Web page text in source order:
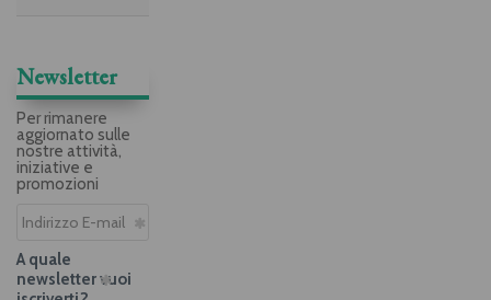
Corti
Newsletter
Per rimanere
aggiornato sulle
nostre attività,
iniziative e
promozioni
A quale
newsletter vuoi